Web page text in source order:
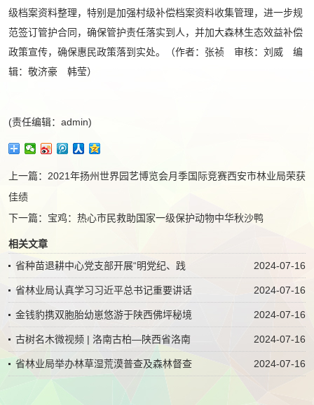
级档案资料整理，特别是加强村级补偿档案资料收集管理，进一步规
范签订管护合同，确保管护责任落实到人，并加大森林生态效益补偿
政策宣传，确保惠民政策落到实处。（作者：张祯 审核：刘威 编
辑：敬济豪 韩莹）
(责任编辑：admin)
上一篇： 2021年扬州世界园艺博览会月季国际竞赛西安市林业局荣获
佳绩
下一篇： 宝鸡：热心市民救助国家一级保护动物中华秋沙鸭
相关文章
2024-07-16
省种苗退耕中心党支部开展“明党纪、践
2024-07-16
省林业局认真学习习近平总书记重要讲话
2024-07-16
金钱豹携双胞胎幼崽悠游于陕西佛坪秘境
2024-07-16
古树名木微视频 | 洛南古柏—陕西省洛南
2024-07-16
省林业局举办林草湿荒漠普查及森林督查